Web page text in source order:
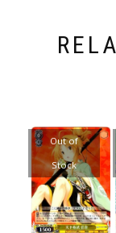
Out of
Stock